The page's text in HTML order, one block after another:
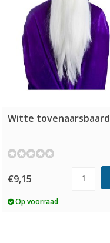
Witte tovenaarsbaard
€9,15
Op voorraad